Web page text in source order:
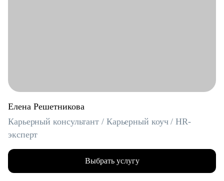
Елена Решетникова
Карьерный консультант / Карьерный коуч / HR-
эксперт
Выбрать услугу